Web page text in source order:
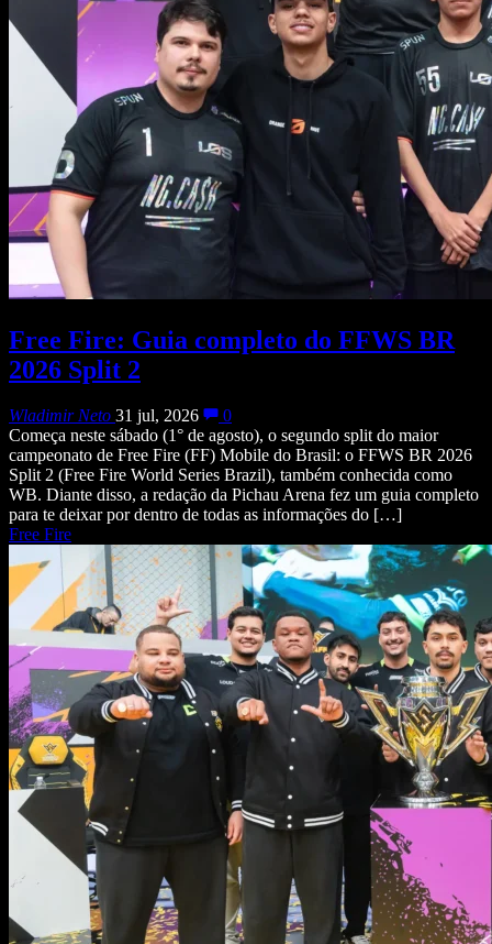
Free Fire: Guia completo do FFWS BR
2026 Split 2
Wladimir Neto 31 jul, 2026
0
Começa neste sábado (1° de agosto), o segundo split do maior
campeonato de Free Fire (FF) Mobile do Brasil: o FFWS BR 2026
Split 2 (Free Fire World Series Brazil), também conhecida como
WB. Diante disso, a redação da Pichau Arena fez um guia completo
para te deixar por dentro de todas as informações do […]
Free Fire